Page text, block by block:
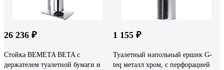
26 236 ₽
Стойка BEMETA BETA с
держателем туалетной бумаги и
1 155 ₽
Туалетный напольный ершик G-
teq металл хром, с перфорацией